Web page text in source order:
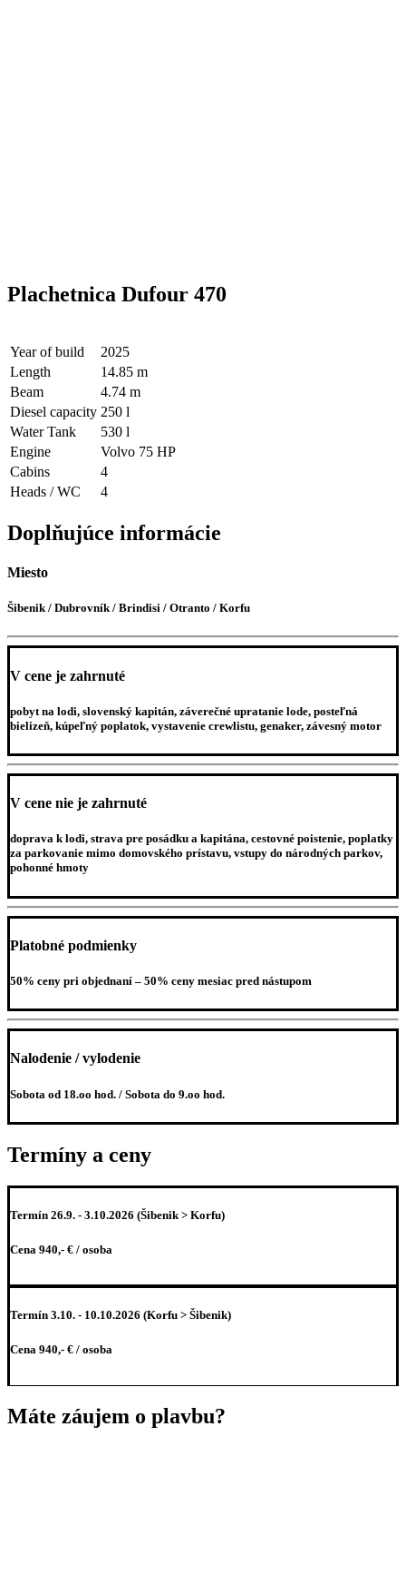
Plachetnica Dufour 470
Year of build
2025
Length
14.85 m
Beam
4.74 m
Diesel capacity 250 l
Water Tank
530 l
Engine
Volvo 75 HP
Cabins
4
Heads / WC
4
Doplňujúce informácie
Miesto
Šibenik / Dubrovník / Brindisi / Otranto / Korfu
V cene je zahrnuté
pobyt na lodi, slovenský kapitán, záverečné upratanie lode, posteľná
bielizeň, kúpeľný poplatok, vystavenie crewlistu, genaker, závesný motor
V cene nie je zahrnuté
doprava k lodi, strava pre posádku a kapitána, cestovné poistenie, poplatky
za parkovanie mimo domovského prístavu, vstupy do národných parkov,
pohonné hmoty
Platobné podmienky
50% ceny pri objednaní – 50% ceny mesiac pred nástupom
Nalodenie / vylodenie
Sobota od 18.oo hod. / Sobota do 9.oo hod.
Termíny a ceny
Termín 26.9. - 3.10.2026 (Šibenik > Korfu)
Cena 940,- € / osoba
Termín 3.10. - 10.10.2026 (Korfu > Šibenik)
Cena 940,- € / osoba
Máte záujem o plavbu?